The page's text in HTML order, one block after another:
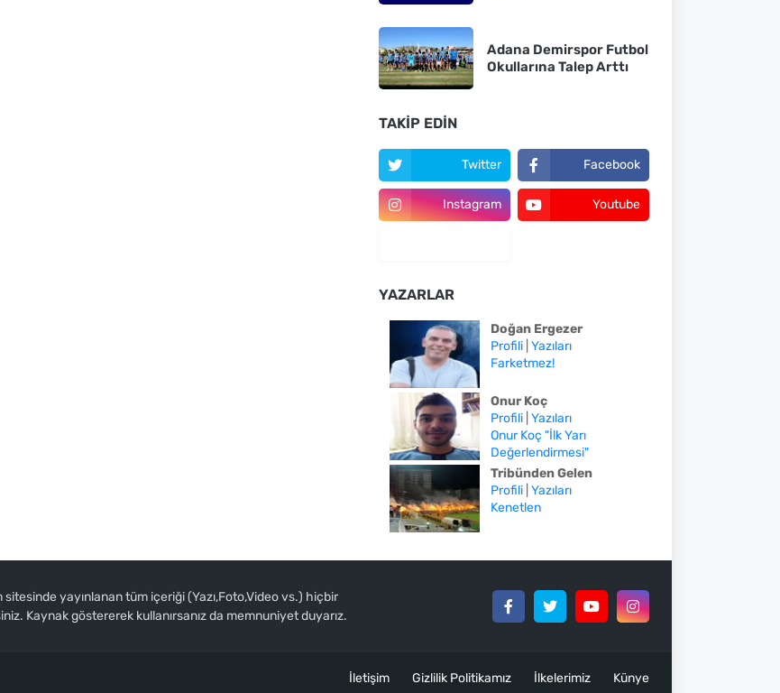
Adana Demirspor Futbol
Okullarına Talep Arttı
TAKIP EDIN
Twitter Facebook
Instagram Youtube
YAZARLAR
Doğan Ergezer
Profili| Yazıları
Farketmez!
Onur Koç
Profili| Yazıları
Onur Koç "İlk Yarı
Değerlendirmesi"
Tribünden Gelen
Profili| Yazıları
Kenetlen
yayınlanan tüm içeriği (Yazı,Foto,Video vs.) hiçbir
Kaynak göstererek kullanırsanız da memnuniyet duyarız.
İletişim Gizlilik Politikamız İlkelerimiz Künye